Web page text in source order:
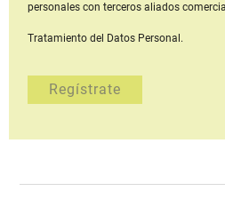
personales con terceros aliados
Tratamiento del Datos Personal.